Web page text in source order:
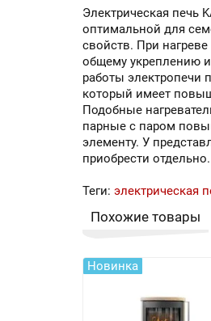
Электрическая печь
оптимальной для
свойств. При
общему укреплению
работы электропечи
который имеет
Подобные
парные с паром
элементу. У
приобрести отдельно.
Теги: электрическая
Похожие товары
Новинка